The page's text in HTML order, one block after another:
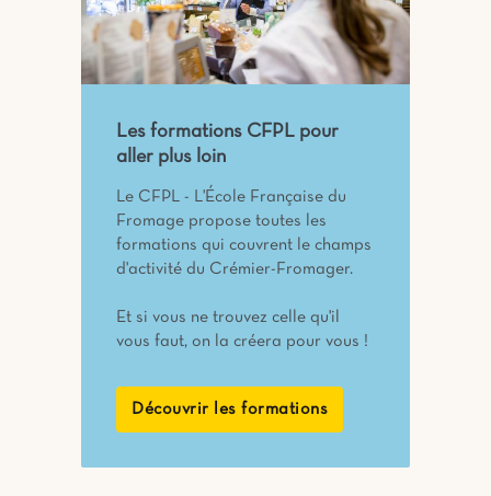
Les formations CFPL pour
aller plus loin
Le CFPL - L'École Française du
Fromage propose toutes les
formations qui couvrent le champs
d'activité du Crémier-Fromager.
Et si vous ne trouvez celle qu'il
vous faut, on la créera pour vous !
Découvrir les formations